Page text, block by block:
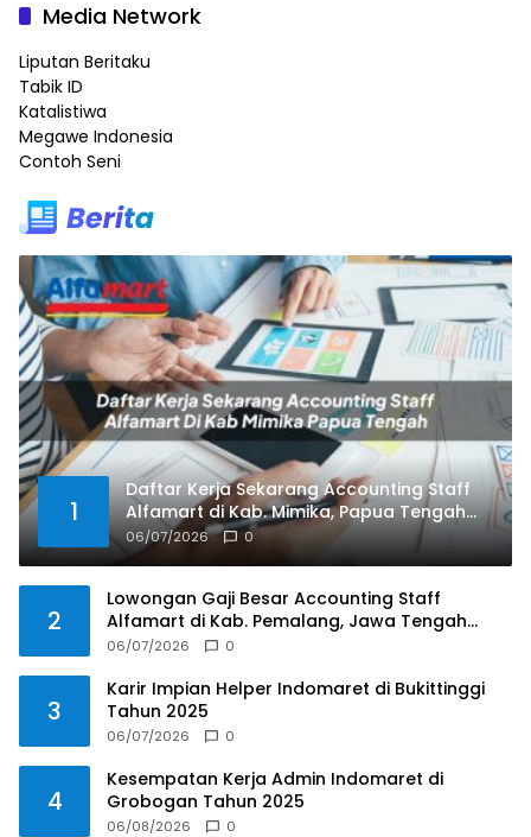
Media Network
Liputan Beritaku
Tabik ID
Katalistiwa
Megawe Indonesia
Contoh Seni
1
Daftar Kerja Sekarang Accounting Staff
Alfamart di Kab. Mimika, Papua Tengah
Tahun 2025
06/07/2026 0
2
Lowongan Gaji Besar Accounting Staff
Alfamart di Kab. Pemalang, Jawa Tengah
Tahun 2025
06/07/2026 0
3
Karir Impian Helper Indomaret di Bukittinggi
Tahun 2025
06/07/2026 0
4
Kesempatan Kerja Admin Indomaret di
Grobogan Tahun 2025
06/08/2026 0